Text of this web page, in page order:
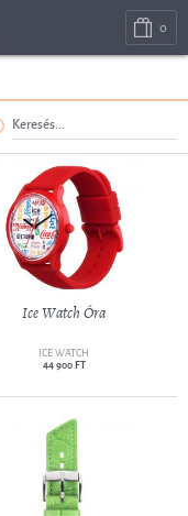
0
Ice Watch Óra
ICE WATCH
44 900 FT